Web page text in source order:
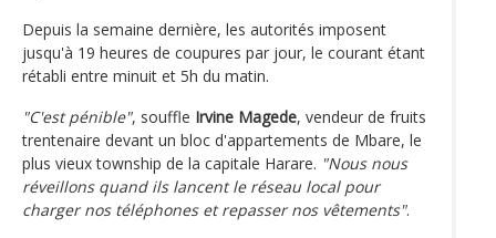
Depuis la semaine dernière, les autorités imposent
jusqu'à 19 heures de coupures par jour, le courant étant
rétabli entre minuit et 5h du matin.
"C'est pénible", souffle Irvine Magede, vendeur de fruits
trentenaire devant un bloc d'appartements de Mbare, le
plus vieux township de la capitale Harare. "Nous nous
réveillons quand ils lancent le réseau local pour
charger nos téléphones et repasser nos vêtements".